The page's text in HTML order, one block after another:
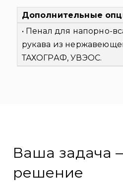
Дополнительные
• Пенал для напорно-
рукава из
ТАХОГРАФ, УВЭОС.
Ваша задача
решение